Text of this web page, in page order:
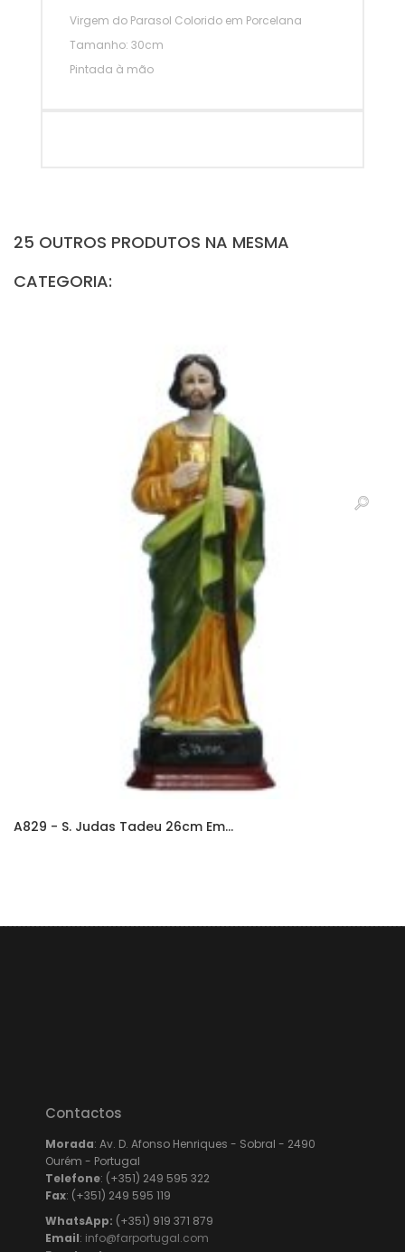
Virgem do Parasol Colorido em Porcelana
Tamanho: 30cm
Pintada à mão
25 OUTROS PRODUTOS NA MESMA
CATEGORIA:
A829 - S. Judas Tadeu 26cm Em...
Contactos
Morada: Av. D. Afonso Henriques - Sobral - 2490
Ourém - Portugal
Telefone: (+351) 249 595 322
Fax: (+351) 249 595 119
WhatsApp: (+351) 919 371 879
Email: info@farportugal.com